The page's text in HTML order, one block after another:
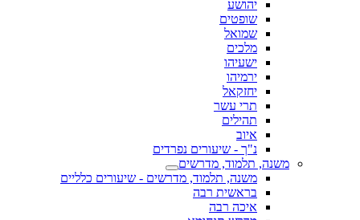
יהושע
שופטים
שמואל
מלכים
ישעיהו
ירמיהו
יחזקאל
תרי עשר
תהילים
איוב
נ"ך - שיעורים נפרדים
משנה, תלמוד, מדרשים
משנה, תלמוד, מדרשים - שיעורים כלליים
בראשית רבה
איכה רבה